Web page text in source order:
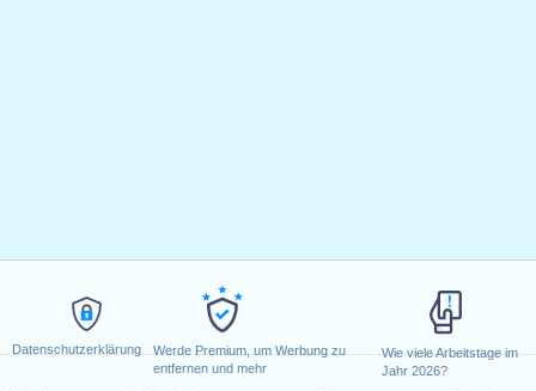
Datenschutzerklärung
Werde Premium, um Werbung zu
entfernen und mehr
Wie viele Arbeitstage im
Jahr 2026?